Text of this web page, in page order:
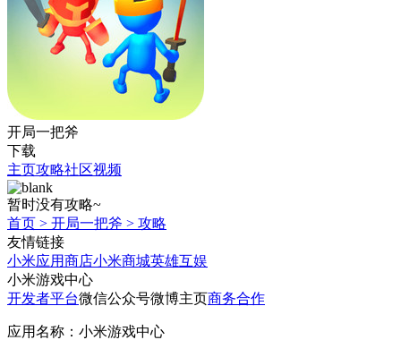
开局一把斧
下载
主页攻略社区视频
暂时没有攻略~
首页 > 开局一把斧 > 攻略
友情链接
小米应用商店小米商城英雄互娱
小米游戏中心
开发者平台微信公众号微博主页商务合作
应用名称：小米游戏中心